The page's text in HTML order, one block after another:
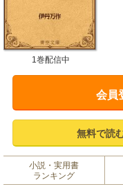
1巻配信中
会員
無料で読
小説・実用書
ランキング